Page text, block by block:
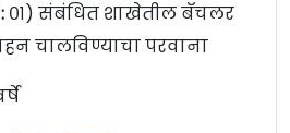
०१) संबंधित शाखेतील बॅचलर
चालविण्याचा परवाना